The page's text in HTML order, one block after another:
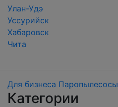
Улан-Удэ
Уссурийск
Хабаровск
Чита
Для бизнеса
Категории